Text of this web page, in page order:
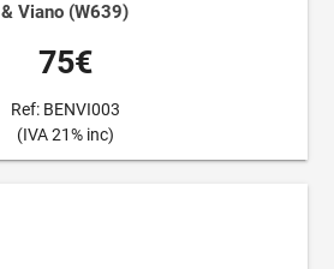
& Viano (W639)
75€
Ref: BENVI003
(IVA 21% inc)